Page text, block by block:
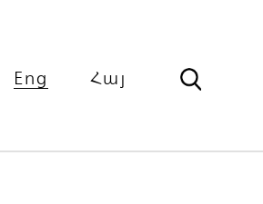
Eng Հայ